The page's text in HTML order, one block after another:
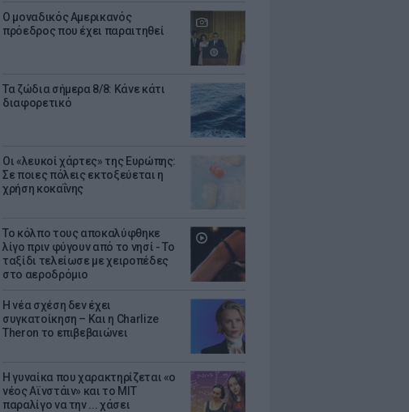
Ο μοναδικός Αμερικανός
πρόεδρος που έχει παραιτηθεί
Τα ζώδια σήμερα 8/8: Κάνε κάτι
διαφορετικό
Οι «λευκοί χάρτες» της Ευρώπης:
Σε ποιες πόλεις εκτοξεύεται η
χρήση κοκαΐνης
Το κόλπο τους αποκαλύφθηκε
λίγο πριν φύγουν από το νησί - Το
ταξίδι τελείωσε με χειροπέδες
στο αεροδρόμιο
Η νέα σχέση δεν έχει
συγκατοίκηση – Και η Charlize
Theron το επιβεβαιώνει
Η γυναίκα που χαρακτηρίζεται «ο
νέος Αϊνστάιν» και το MIT
παραλίγο να την ... χάσει